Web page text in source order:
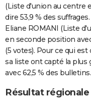
(Liste d'union au centre
dire 53,9 % des
Eliane ROMANI (Liste
en seconde position
(5 votes). Pour ce qui
sa liste ont capté la plus
avec 62,5 % des bulletins.
Résultat régionale